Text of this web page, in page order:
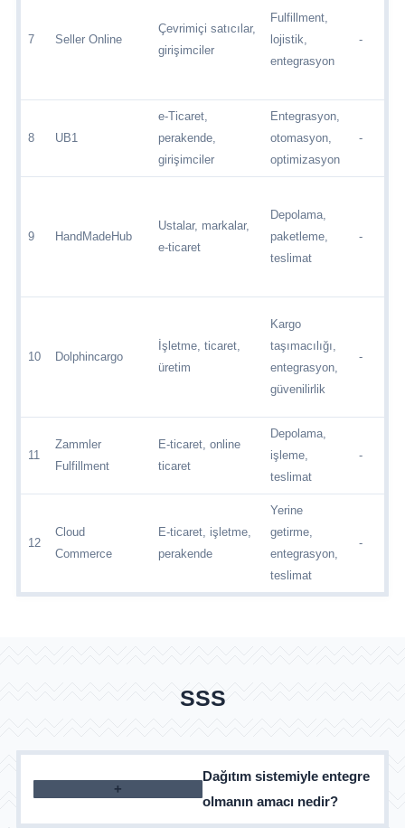
7 Seller Online
Çevrimiçi satıcılar,
girişimciler
Fulfillment,
lojistik,
entegrasyon
-
8 UB1
e-Ticaret,
perakende,
girişimciler
Entegrasyon,
otomasyon,
optimizasyon
-
9 HandMadeHub
Ustalar, markalar,
e-ticaret
Depolama,
paketleme,
teslimat
-
10 Dolphincargo
İşletme, ticaret,
üretim
Kargo
taşımacılığı,
entegrasyon,
güvenilirlik
-
11
Zammler
Fulfillment
E-ticaret, online
ticaret
Depolama,
işleme,
teslimat
-
12
Cloud
Commerce
E-ticaret, işletme,
perakende
Yerine
getirme,
entegrasyon,
teslimat
-
SSS
Dağıtım sistemiyle entegre
olmanın amacı nedir?